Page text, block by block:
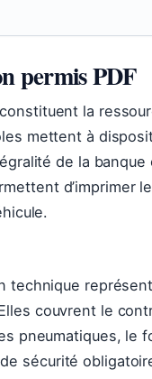
permis PDF
la
mettent à
de la
d’imprimer
technique
couvrent le
pneumatiques, le
sécurité